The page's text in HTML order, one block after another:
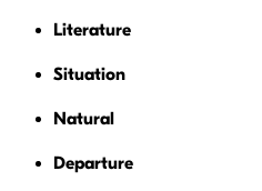
Literature
Situation
Natural
Departure